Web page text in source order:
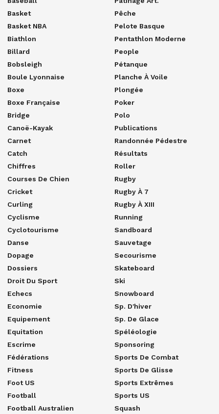
Basket
Basket NBA
Biathlon
Billard
Bobsleigh
Boule Lyonnaise
Boxe
Boxe Française
Bridge
Canoë-Kayak
Carnet
Catch
Chiffres
Courses De Chien
Cricket
Curling
Cyclisme
Cyclotourisme
Danse
Dopage
Dossiers
Droit Du Sport
Echecs
Economie
Equipement
Equitation
Escrime
Fédérations
Fitness
Foot US
Football
Football Australien
Pêche
Pelote Basque
Pentathlon Moderne
People
Pétanque
Planche À Voile
Plongée
Poker
Polo
Publications
Randonnée Pédestre
Résultats
Roller
Rugby
Rugby À 7
Rugby À XIII
Running
Sandboard
Sauvetage
Secourisme
Skateboard
Ski
Snowboard
Sp. D'hiver
Sp. De Glace
Spéléologie
Sponsoring
Sports De Combat
Sports De Glisse
Sports Extrêmes
Sports US
Squash